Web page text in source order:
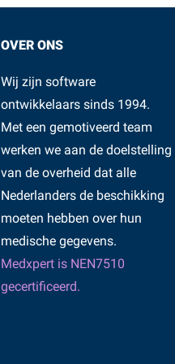
OVER ONS
Wij zijn software
ontwikkelaars sinds 1994.
Met een gemotiveerd team
werken we aan de doelstelling
van de overheid dat alle
Nederlanders de beschikking
moeten hebben over hun
medische gegevens.
Medxpert is NEN7510
gecertificeerd.